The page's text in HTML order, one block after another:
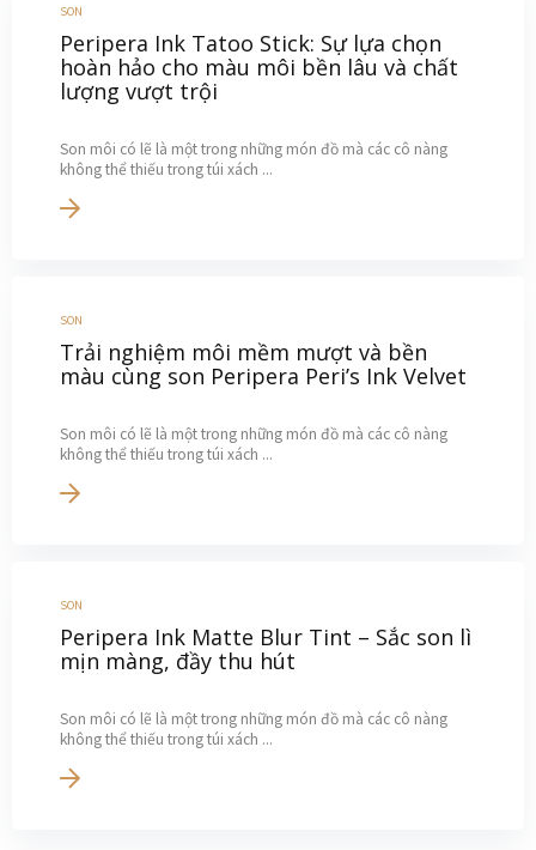
SON
Peripera Ink Tatoo Stick: Sự lựa chọn
hoàn hảo cho màu môi bền lâu và chất
lượng vượt trội
Son môi có lẽ là một trong những món đồ mà các cô nàng
không thể thiếu trong túi xách ...
SON
Trải nghiệm môi mềm mượt và bền
màu cùng son Peripera Peri’s Ink Velvet
Son môi có lẽ là một trong những món đồ mà các cô nàng
không thể thiếu trong túi xách ...
SON
Peripera Ink Matte Blur Tint – Sắc son lì
mịn màng, đầy thu hút
Son môi có lẽ là một trong những món đồ mà các cô nàng
không thể thiếu trong túi xách ...